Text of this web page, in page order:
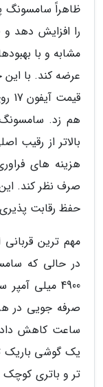
را افزایش دهد
مشابه و با
عرضه کند. با
بالاتر از رقیب
هزینه های
صرف نظر کند.
حفظ رقابت
مهم ترین
در حالی که
ساعت کاهش داد.
یک گوشی باریک
تر و باتری کوچک